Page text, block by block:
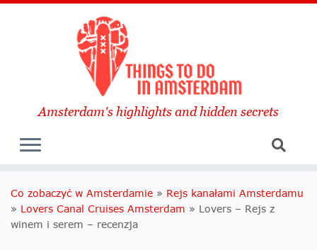
Amsterdam's highlights and hidden secrets
Co zobaczyć w Amsterdamie » Rejs kanałami Amsterdamu
» Lovers Canal Cruises Amsterdam » Lovers – Rejs z
winem i serem – recenzja